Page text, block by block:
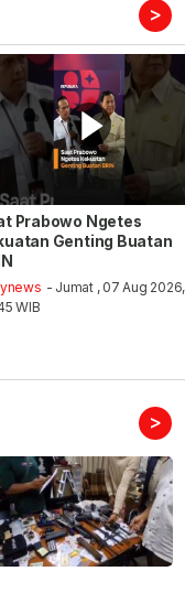
>
Prabowo Ngetes
Genting Buatan
- Jumat , 07 Aug 2026,
WIB
>